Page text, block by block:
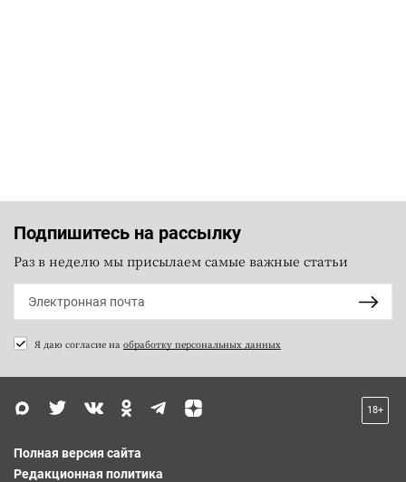
Подпишитесь на рассылку
Раз в неделю мы присылаем самые важные статьи
Я даю согласие на обработку персональных данных
18+
Полная версия сайта
Редакционная политика